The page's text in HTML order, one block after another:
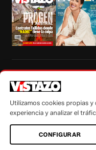
autorización escrita de su titular,
Utilizamos cookies propias
experiencia y analizar el
CONFIGURAR